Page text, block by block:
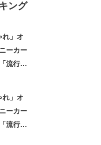
ング
れ」オ
ーカー
流行り
れ」オ
ーカー
流行り